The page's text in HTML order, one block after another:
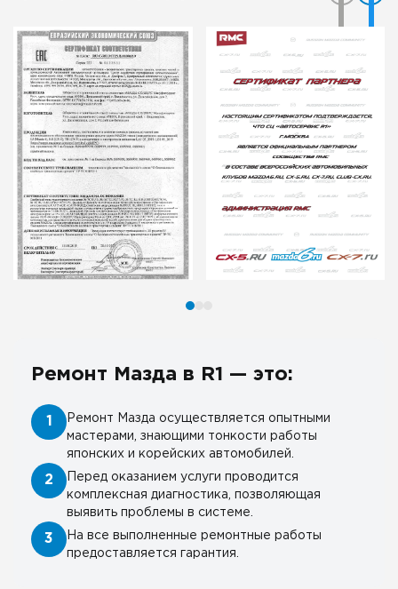
Ремонт Мазда в R1 — это:
1
Ремонт Мазда осуществляется опытными
мастерами, знающими тонкости работы
японских и корейских автомобилей.
2
Перед оказанием услуги проводится
комплексная диагностика, позволяющая
выявить проблемы в системе.
3
На все выполненные ремонтные работы
предоставляется гарантия.